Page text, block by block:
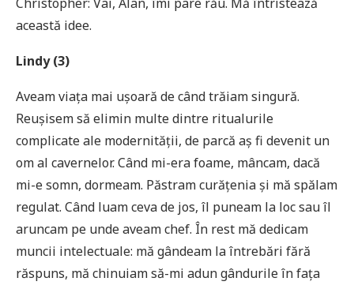
această idee.
Lindy (3)
Aveam viața mai ușoară de când trăiam singură.
Reușisem să elimin multe dintre ritualurile
complicate ale modernității, de parcă aș fi devenit un
om al cavernelor. Când mi-era foame, mâncam, dacă
mi-e somn, dormeam. Păstram curățenia și mă spălam
regulat. Când luam ceva de jos, îl puneam la loc sau îl
aruncam pe unde aveam chef. În rest mă dedicam
muncii intelectuale: mă gândeam la întrebări fără
răspuns, mă chinuiam să-mi adun gândurile în fața